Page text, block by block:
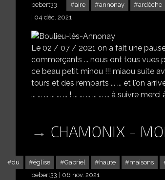
aire annonay ardèche
bebert33
04 déc. 2021
Le 02 / 07 / 2021 on a fait une
commerçants ... nous ont tous vues
ce beau petit minou !!! miaou suite
tours et des remparts ... ... et l'on
... ... ... ... ... ... ! ... ... ... ... ... ... à suivre
CHAMONIX -
du église Gabriel haute maisons
bebert33
06 nov. 2021